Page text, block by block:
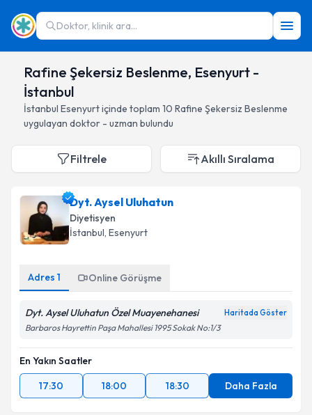
Doktor, klinik ara...
Rafine Şekersiz Beslenme, Esenyurt -
İstanbul
İstanbul Esenyurtiçinde toplam 10 Rafine Şekersiz Beslenme
uygulayan doktor - uzman bulundu
Filtrele Akıllı Sıralama
Dyt. Aysel Uluhatun
Diyetisyen
İstanbul, Esenyurt
Adres 1 Online Görüşme
Dyt. Aysel Uluhatun Özel Muayenehanesi Haritada Göster
Barbaros Hayrettin Paşa Mahallesi 1995 Sokak No:1/3
En Yakın Saatler
17:30
18:00 18:30 Daha Fazla